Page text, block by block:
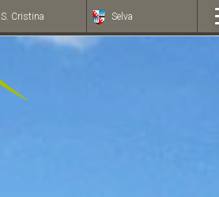
S. Cristina Selva